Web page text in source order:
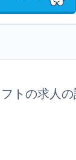
トの求人の